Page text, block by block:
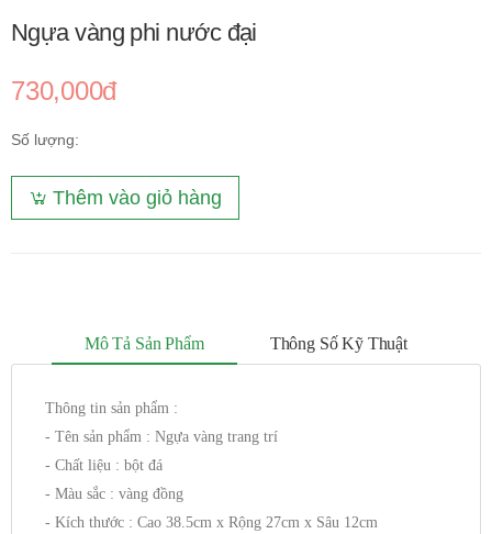
Ngựa vàng phi nước đại
730,000đ
Số lượng:
Thêm vào giỏ hàng
Mô Tả Sản Phẩm Thông Số Kỹ Thuật
Thông tin sản phẩm :
- Tên sản phẩm : Ngựa vàng trang trí
- Chất liệu : bột đá
- Màu sắc : vàng đồng
- Kích thước : Cao 38.5cm x Rộng 27cm x Sâu 12cm